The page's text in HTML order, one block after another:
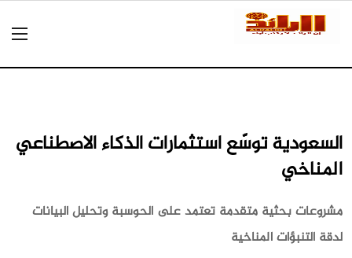
السعودية توسّع استثمارات الذكاء الاصطناعي
المناخي
مشروعات بحثية متقدمة تعتمد على الحوسبة وتحليل البيانات
لدقة التنبؤات المناخية